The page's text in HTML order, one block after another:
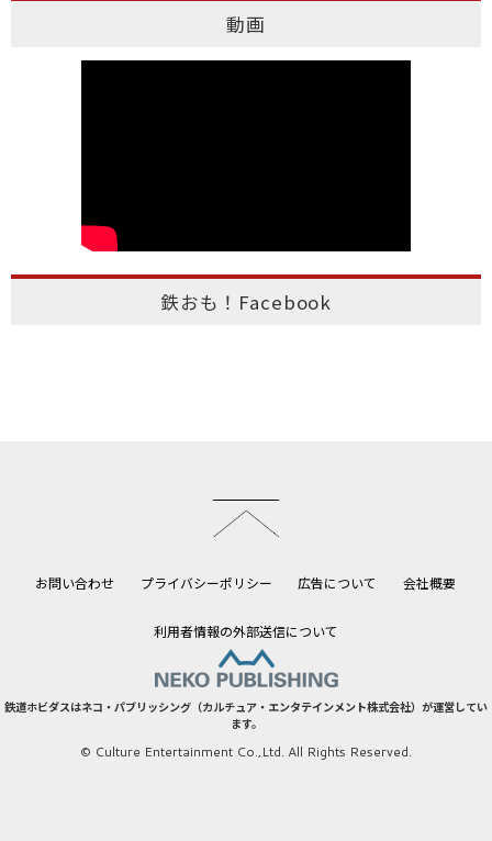
動画
鉄おも！Facebook
お問い合わせ プライバシーポリシー 広告について 会社概要
利用者情報の外部送信について
鉄道ホビダスはネコ・パブリッシング（カルチュア・エンタテインメント株式会社）が運営してい
ます。
© Culture Entertainment Co.,Ltd. All Rights Reserved.